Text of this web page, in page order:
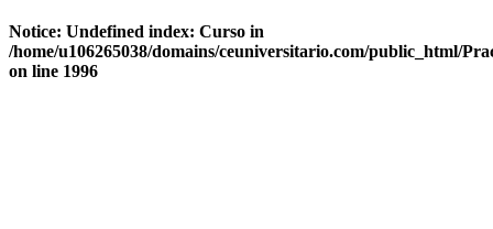
Notice: Undefined index: Curso in
/home/u106265038/domains/ceuniversitario.com/public_html/
on line 1996